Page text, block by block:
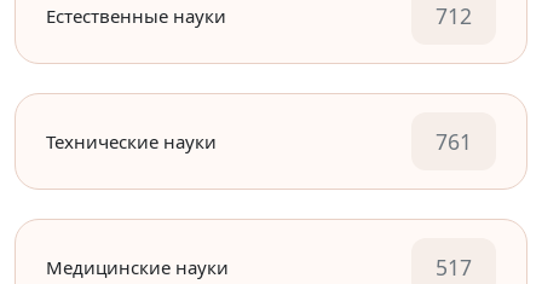
Естественные науки 712
Технические науки 761
Медицинские науки 517